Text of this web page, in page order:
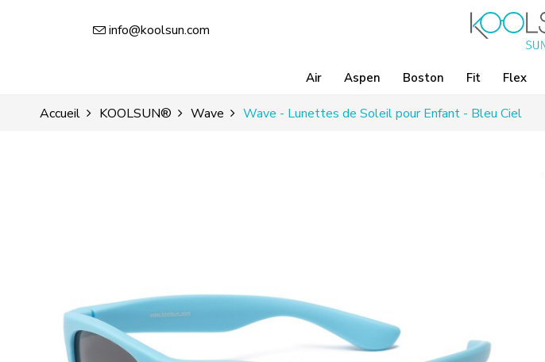
info@koolsun.com
Air Aspen Boston Fit Flex
Accueil KOOLSUN® Wave Wave - Lunettes de Soleil pour Enfant - Bleu Ciel